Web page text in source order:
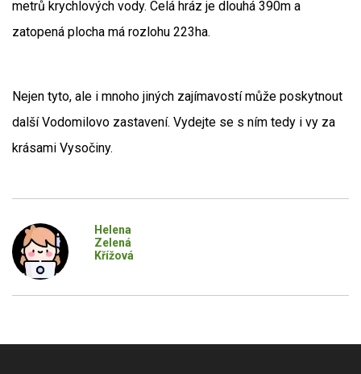
metrů krychlových vody. Celá hráz je dlouhá 390m a
zatopená plocha má rozlohu 223ha.
Nejen tyto, ale i mnoho jiných zajímavostí může poskytnout
další Vodomilovo zastavení. Vydejte se s ním tedy i vy za
krásami Vysočiny.
Helena
Zelená
Křížová